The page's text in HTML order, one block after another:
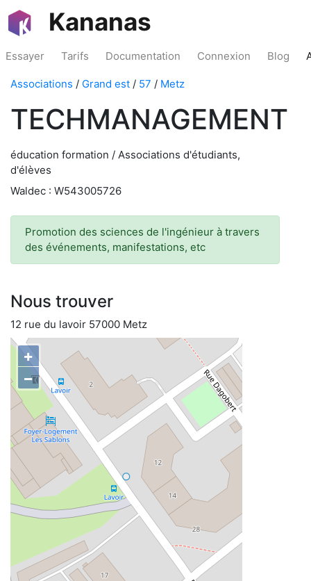
Kananas
Essayer Tarifs Documentation Connexion Blog
Associations / Grand est / 57 / Metz
TECHMANAGEMENT
éducation formation / Associations d'étudiants,
d'élèves
Waldec : W543005726
Promotion des sciences de l'ingénieur à travers
des événements, manifestations, etc
Nous trouver
12 rue du lavoir 57000 Metz
+
−